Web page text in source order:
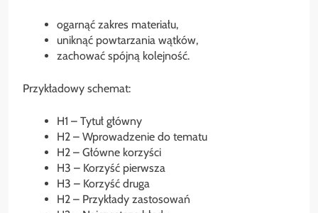
ogarnąć zakres materiału,
uniknąć powtarzania wątków,
zachować spójną kolejność.
Przykładowy schemat:
H1 – Tytuł główny
H2 – Wprowadzenie do tematu
H2 – Główne korzyści
H3 – Korzyść pierwsza
H3 – Korzyść druga
H2 – Przykłady zastosowań